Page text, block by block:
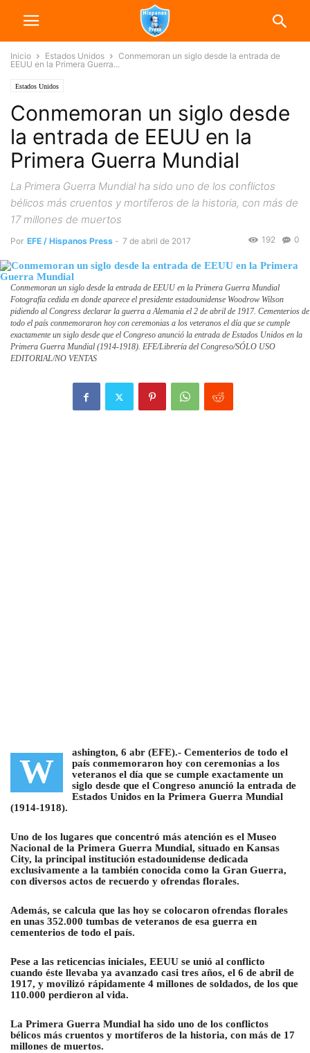
Inicio Estados Unidos
Conmemoran un siglo desde la entrada de
EEUU en la Primera Guerra...
Estados Unidos
Conmemoran un siglo desde
la entrada de EEUU en la
Primera Guerra Mundial
La Primera Guerra Mundial ha sido uno de los conflictos
bélicos más cruentos y mortíferos de la historia, con más de
17 millones de muertos
Por EFE / Hispanos Press - 7 de abril de 2017 0
192
Conmemoran un siglo desde la entrada de EEUU en la Primera Guerra Mundial
Fotografía cedida en donde aparece el presidente estadounidense Woodrow Wilson
pidiendo al Congress declarar la guerra a Alemania el 2 de abril de 1917. Cementerios de
todo el país conmemoraron hoy con ceremonias a los veteranos el día que se cumple
exactamente un siglo desde que el Congreso anunció la entrada de Estados Unidos en la
Primera Guerra Mundial (1914-1918). EFE/Librería del Congreso/SÓLO USO
EDITORIAL/NO VENTAS
W ashington, 6 abr (EFE).- Cementerios de todo el
país conmemoraron hoy con ceremonias a los
veteranos el día que se cumple exactamente un
siglo desde que el Congreso anunció la entrada de
Estados Unidos en la Primera Guerra Mundial
(1914-1918).
Uno de los lugares que concentró más atención es el Museo
Nacional de la Primera Guerra Mundial, situado en Kansas
City, la principal institución estadounidense dedicada
exclusivamente a la también conocida como la Gran Guerra,
con diversos actos de recuerdo y ofrendas florales.
Además, se calcula que las hoy se colocaron ofrendas florales
en unas 352.000 tumbas de veteranos de esa guerra en
cementerios de todo el país.
Pese a las reticencias iniciales, EEUU se unió al conflicto
cuando éste llevaba ya avanzado casi tres años, el 6 de abril de
1917, y movilizó rápidamente 4 millones de soldados, de los que
110.000 perdieron al vida.
La Primera Guerra Mundial ha sido uno de los conflictos
bélicos más cruentos y mortíferos de la historia, con más de 17
millones de muertos.